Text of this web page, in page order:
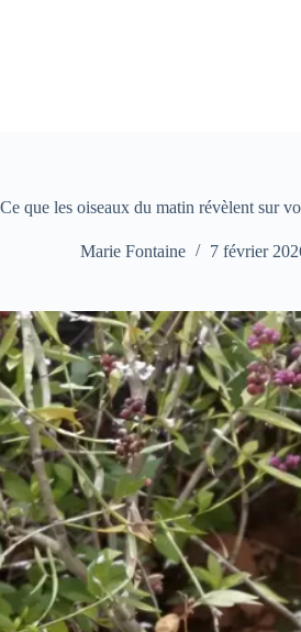
Ce que les oiseaux du matin révèlent sur
Marie Fontaine 7 février